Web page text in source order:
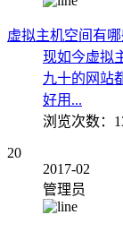
虚拟主机空间有哪
现如今虚拟
九十的网站
好用...
浏览次数：
20
2017-02
管理员